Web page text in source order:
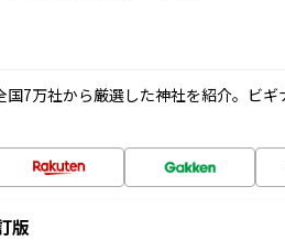
7万社から厳選した神社を紹介。ビギ
版